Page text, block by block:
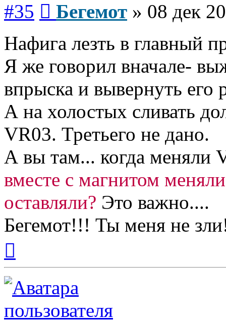
#35 Бегемот » 08 дек
Нафига лезть в главный
Я же говорил вначале-
впрыска и вывернуть его
А на холостых сливать
VR03. Третьего не дано.
А вы там... когда меняли
вместе с магнитом
оставляли? Это важно....
Бегемот!!! Ты меня не
началу